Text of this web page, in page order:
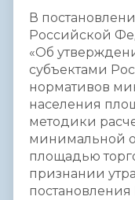
В
Российской
«Об
субъектами
нормативов
населения
методики
минимальной
площадью
признании